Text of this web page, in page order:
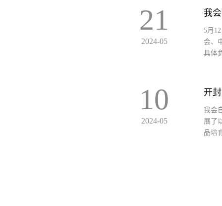
21
2024-05
我
5月
会、
具体
10
2024-05
我会
展了
品培